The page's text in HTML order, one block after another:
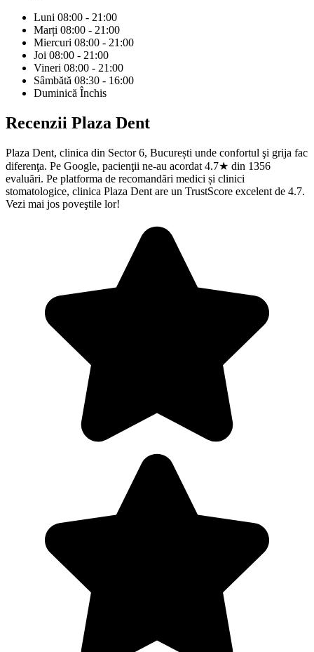
Luni 08:00 - 21:00
Marți 08:00 - 21:00
Miercuri 08:00 - 21:00
Joi 08:00 - 21:00
Vineri 08:00 - 21:00
Sâmbătă 08:30 - 16:00
Duminică Închis
Recenzii Plaza Dent
Plaza Dent, clinica din Sector 6, București unde confortul şi grija fac
diferenţa. Pe Google, pacienţii ne-au acordat 4.7★ din 1356
evaluări. Pe platforma de recomandări medici și clinici
stomatologice, clinica Plaza Dent are un TrustScore excelent de 4.7.
Vezi mai jos poveştile lor!